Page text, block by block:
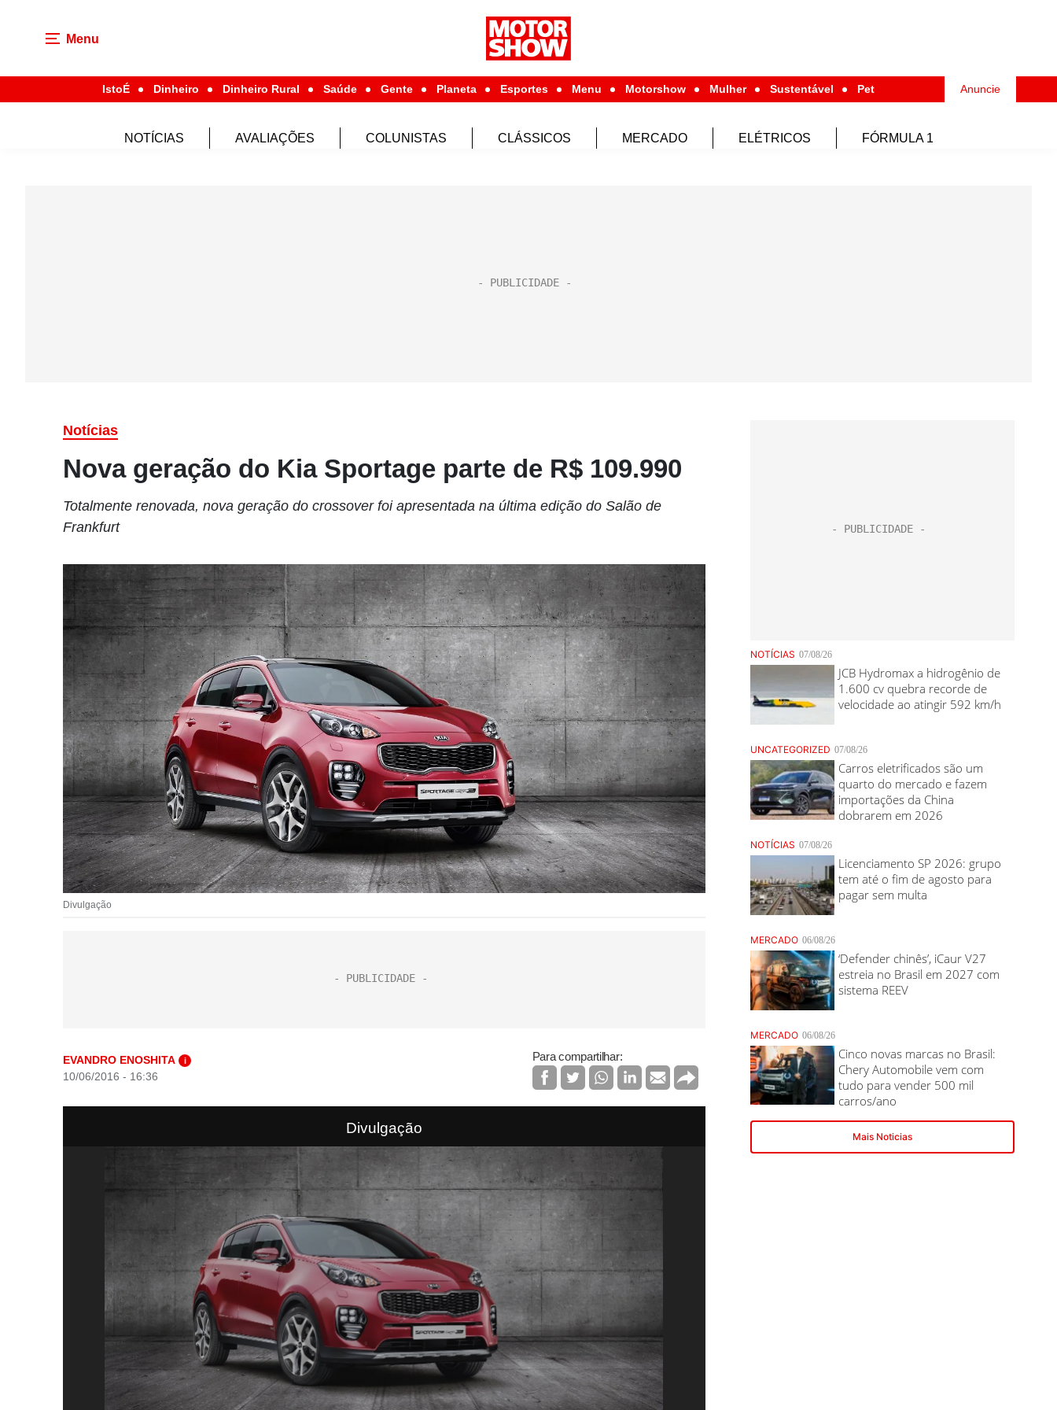
Menu
IstoÉ Dinheiro Dinheiro Rural Saúde Gente Planeta Esportes Menu Motorshow Mulher Sustentável Pet Anuncie
NOTÍCIAS AVALIAÇÕES COLUNISTAS CLÁSSICOS MERCADO ELÉTRICOS FÓRMULA 1
Notícias
Nova geração do Kia Sportage parte de R$ 109.990
Totalmente renovada, nova geração do crossover foi apresentada na última edição do Salão de
Frankfurt
Divulgação
EVANDRO ENOSHITA i
10/06/2016 - 16:36
Para compartilhar:
Divulgação